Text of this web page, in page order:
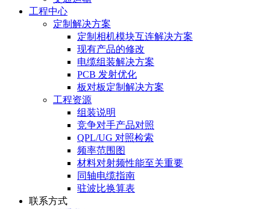
工程中心
定制解决方案
定制相机模块互连解决方案
现有产品的修改
电缆组装解决方案
PCB 发射优化
板对板定制解决方案
工程资源
组装说明
竞争对手产品对照
QPL/UG 对照检索
频率范围图
材料对射频性能至关重要
同轴电缆指南
驻波比换算表
联系方式